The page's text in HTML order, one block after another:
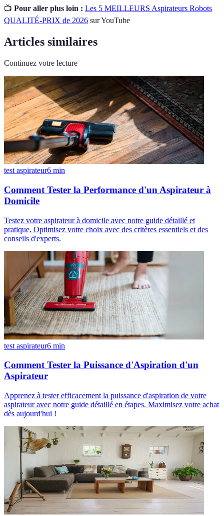
📺 Pour aller plus loin : Les 5 MEILLEURS Aspirateurs Robots
QUALITÉ-PRIX de 2026 sur YouTube
Articles similaires
Continuez votre lecture
test aspirateur6 min
Comment Tester la Performance d'un Aspirateur à
Domicile
Testez votre aspirateur à domicile avec notre guide détaillé et
pratique. Optimisez votre choix avec des critères essentiels et des
conseils d'experts.
test aspirateur6 min
Comment Tester la Puissance d'Aspiration d'un
Aspirateur
Apprenez à tester efficacement la puissance d'aspiration de votre
aspirateur avec notre guide détaillé en étapes. Maximisez votre achat
dès aujourd'hui !